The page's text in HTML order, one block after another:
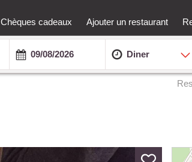
Chèques cadeaux Ajouter un restaurant
Diner